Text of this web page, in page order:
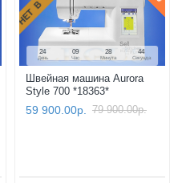
24
День
09
Час
28
Минута
43
Секунда
Швейная машина Aurora
Style 700 *18363*
59 900.00р. 79 900.00р.